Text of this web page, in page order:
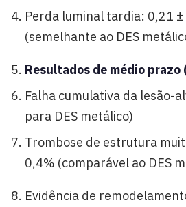
Perda luminal tardia: 0,21
(semelhante ao DES
Resultados de médio prazo
Falha cumulativa da lesão-
para DES metálico)
Trombose de estrutura
0,4% (comparável ao DES
Evidência de